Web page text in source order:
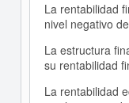
La rentabilidad
nivel negativo
La estructura
su rentabilidad
La rentabilidad